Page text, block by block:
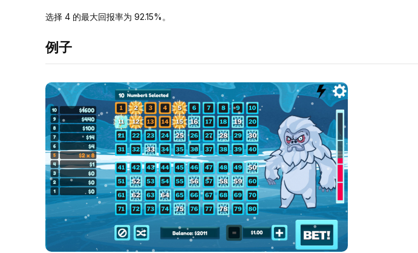
选择 4 的最大回报率为 92.15%。
例子